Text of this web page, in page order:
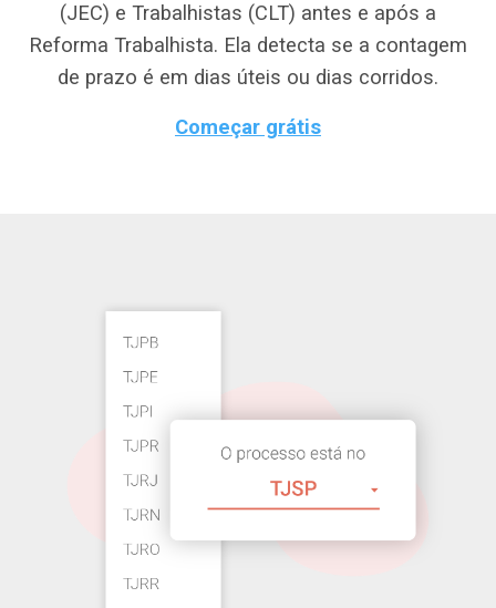
(JEC) e Trabalhistas (CLT) antes e após a
Reforma Trabalhista. Ela detecta se a contagem
de prazo é em dias úteis ou dias corridos.
Começar grátis